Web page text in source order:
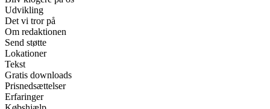
Udvikling
Det vi tror på
Om redaktionen
Send støtte
Lokationer
Tekst
Gratis downloads
Prisnedsættelser
Erfaringer